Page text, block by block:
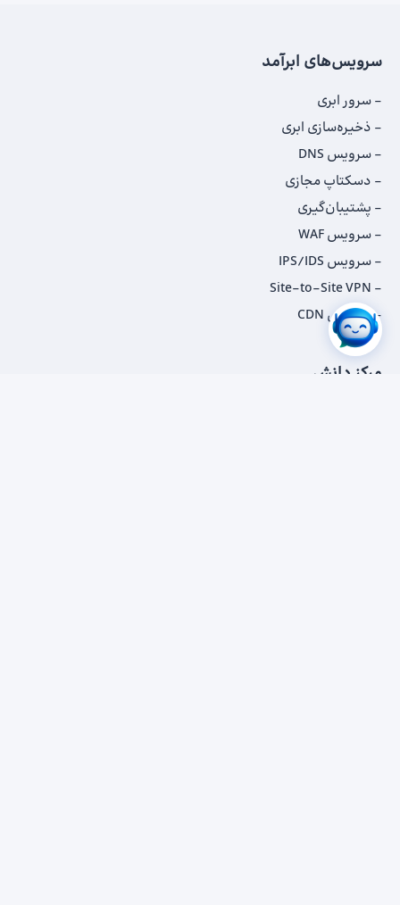
سرویس‌های ابرآمد
سرور ابری
ذخیره‌سازی ابری
سرویس DNS
دسکتاپ مجازی
پشتیبان‌گیری
سرویس WAF
سرویس IPS/IDS
Site-to-Site VPN
سرویس CDN
مرکز دانش